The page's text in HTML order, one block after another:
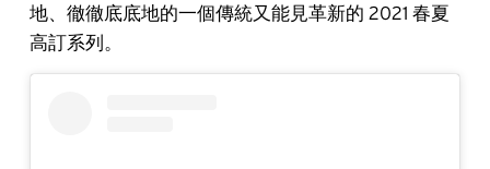
地、徹徹底底地的一個傳統又能見革新的 2021 春夏
高訂系列。